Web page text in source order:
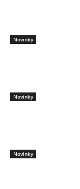
Novinky
Novinky
Novinky